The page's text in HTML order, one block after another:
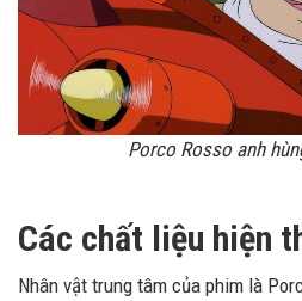
Porco Rosso anh
Các chất liệu hiện
Nhân vật trung tâm của phim là